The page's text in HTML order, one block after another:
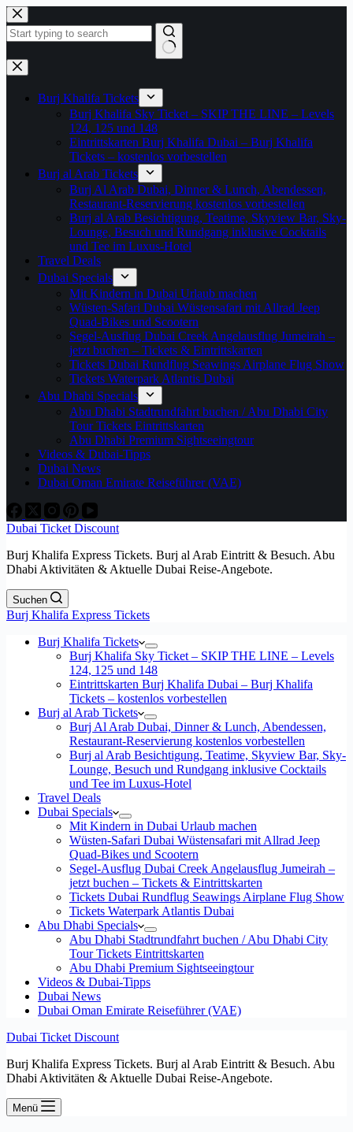
Zum
Inhalt
springen
Keine
Ergebnisse
Burj Khalifa Tickets
Burj Khalifa Sky Ticket – SKIP THE LINE – Levels
124, 125 und 148
Eintrittskarten Burj Khalifa Dubai – Burj Khalifa
Tickets – kostenlos vorbestellen
Burj al Arab Tickets
Burj Al Arab Dubai, Dinner & Lunch, Abendessen,
Restaurant-Reservierung kostenlos vorbestellen
Burj al Arab Besichtigung, Teatime, Skyview Bar, Sky-
Lounge, Besuch und Rundgang inklusive Cocktails
und Tee im Luxus-Hotel
Travel Deals
Dubai Specials
Mit Kindern in Dubai Urlaub machen
Wüsten-Safari Dubai Wüstensafari mit Allrad Jeep
Quad-Bikes und Scootern
Segel-Ausflug Dubai Creek Angelausflug Jumeirah –
jetzt buchen – Tickets & Eintrittskarten
Tickets Dubai Rundflug Seawings Airplane Flug Show
Tickets Waterpark Atlantis Dubai
Abu Dhabi Specials
Abu Dhabi Stadtrundfahrt buchen / Abu Dhabi City
Tour Tickets Eintrittskarten
Abu Dhabi Premium Sightseeingtour
Videos & Dubai-Tipps
Dubai News
Dubai Oman Emirate Reiseführer (VAE)
Dubai Ticket Discount
Burj Khalifa Express Tickets. Burj al Arab Eintritt & Besuch. Abu
Dhabi Aktivitäten & Aktuelle Dubai Reise-Angebote.
Suchen
Burj Khalifa Express Tickets
Burj Khalifa Tickets
Burj Khalifa Sky Ticket – SKIP THE LINE – Levels
124, 125 und 148
Eintrittskarten Burj Khalifa Dubai – Burj Khalifa
Tickets – kostenlos vorbestellen
Burj al Arab Tickets
Burj Al Arab Dubai, Dinner & Lunch, Abendessen,
Restaurant-Reservierung kostenlos vorbestellen
Burj al Arab Besichtigung, Teatime, Skyview Bar, Sky-
Lounge, Besuch und Rundgang inklusive Cocktails
und Tee im Luxus-Hotel
Travel Deals
Dubai Specials
Mit Kindern in Dubai Urlaub machen
Wüsten-Safari Dubai Wüstensafari mit Allrad Jeep
Quad-Bikes und Scootern
Segel-Ausflug Dubai Creek Angelausflug Jumeirah –
jetzt buchen – Tickets & Eintrittskarten
Tickets Dubai Rundflug Seawings Airplane Flug Show
Tickets Waterpark Atlantis Dubai
Abu Dhabi Specials
Abu Dhabi Stadtrundfahrt buchen / Abu Dhabi City
Tour Tickets Eintrittskarten
Abu Dhabi Premium Sightseeingtour
Videos & Dubai-Tipps
Dubai News
Dubai Oman Emirate Reiseführer (VAE)
Dubai Ticket Discount
Burj Khalifa Express Tickets. Burj al Arab Eintritt & Besuch. Abu
Dhabi Aktivitäten & Aktuelle Dubai Reise-Angebote.
Menü